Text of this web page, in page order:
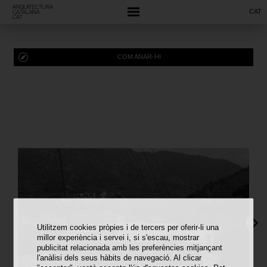
Utilitzem cookies pròpies i de tercers per oferir-li una
millor experiència i servei i, si s'escau, mostrar
publicitat relacionada amb les preferències mitjançant
l'anàlisi dels seus hàbits de navegació. Al clicar
CAT
COM ANAR-HI